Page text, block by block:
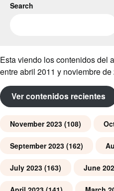
Search
Esta viendo los contenidos del
entre abril 2011 y noviembre de
Ver contenidos recientes
November 2023 (108)
September 2023 (162)
July 2023 (163) June